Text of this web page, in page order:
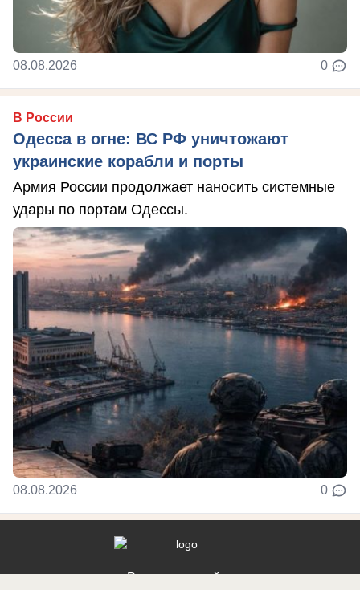
08.08.2026 0
В России
Одесса в огне: ВС РФ уничтожают
украинские корабли и порты
Армия России продолжает наносить системные
удары по портам Одессы.
08.08.2026 0
Реклама на сайте